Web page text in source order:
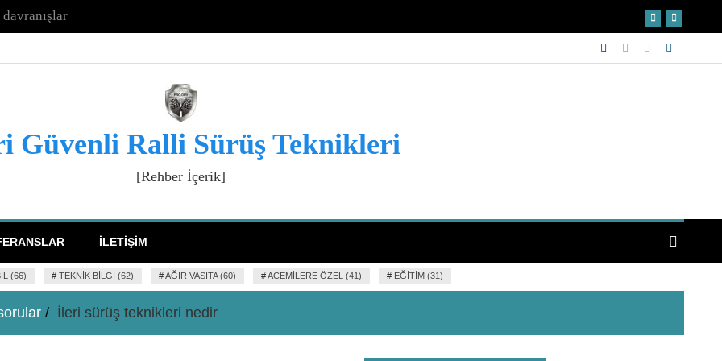
Güvenli Ralli Sürüş Teknikleri
[Rehber İçerik]
İLETIŞIM
(66) # TEKNIK BILGI (62) #AĞIR VASITA (60) #ACEMILERE ÖZEL (41) # EĞITIM (31)
İleri sürüş teknikleri nedir